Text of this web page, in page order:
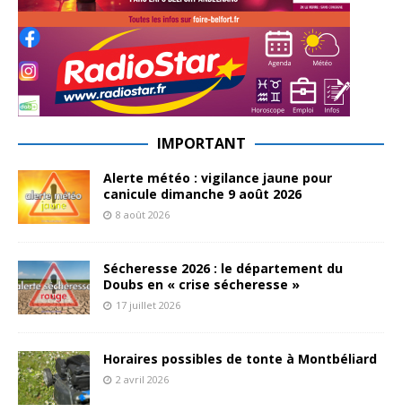
IMPORTANT
Alerte météo : vigilance jaune pour
canicule dimanche 9 août 2026
8 août 2026
Sécheresse 2026 : le département du
Doubs en « crise sécheresse »
17 juillet 2026
Horaires possibles de tonte à Montbéliard
2 avril 2026